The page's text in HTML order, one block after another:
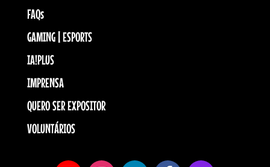
FAQs
GAMING | ESPORTS
IA!PLUS
IMPRENSA
QUERO SER EXPOSITOR
VOLUNTÁRIOS